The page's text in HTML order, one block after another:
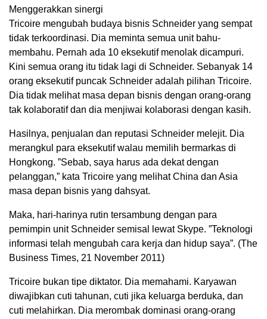
Menggerakkan sinergi
Tricoire mengubah budaya bisnis Schneider yang sempat
tidak terkoordinasi. Dia meminta semua unit bahu-
membahu. Pernah ada 10 eksekutif menolak dicampuri.
Kini semua orang itu tidak lagi di Schneider. Sebanyak 14
orang eksekutif puncak Schneider adalah pilihan Tricoire.
Dia tidak melihat masa depan bisnis dengan orang-orang
tak kolaboratif dan dia menjiwai kolaborasi dengan kasih.
Hasilnya, penjualan dan reputasi Schneider melejit. Dia
merangkul para eksekutif walau memilih bermarkas di
Hongkong. ”Sebab, saya harus ada dekat dengan
pelanggan,” kata Tricoire yang melihat China dan Asia
masa depan bisnis yang dahsyat.
Maka, hari-harinya rutin tersambung dengan para
pemimpin unit Schneider semisal lewat Skype. ”Teknologi
informasi telah mengubah cara kerja dan hidup saya”. (The
Business Times, 21 November 2011)
Tricoire bukan tipe diktator. Dia memahami. Karyawan
diwajibkan cuti tahunan, cuti jika keluarga berduka, dan
cuti melahirkan. Dia merombak dominasi orang-orang